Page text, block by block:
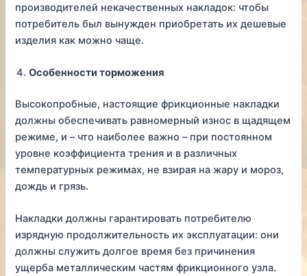
производителей некачественных накладок: чтобы
потребитель был вынужден приобретать их дешевые
изделия как можно чаще.
Особенности торможения
Высокопробные, настоящие фрикционные накладки
должны обеспечивать равномерный износ в щадящем
режиме, и – что наиболее важно – при постоянном
уровне коэффициента трения и в различных
температурных режимах, не взирая на жару и мороз,
дождь и грязь.
Накладки должны гарантировать потребителю
изрядную продолжительность их эксплуатации: они
должны служить долгое время без причинения
ущерба металлическим частям фрикционного узла.